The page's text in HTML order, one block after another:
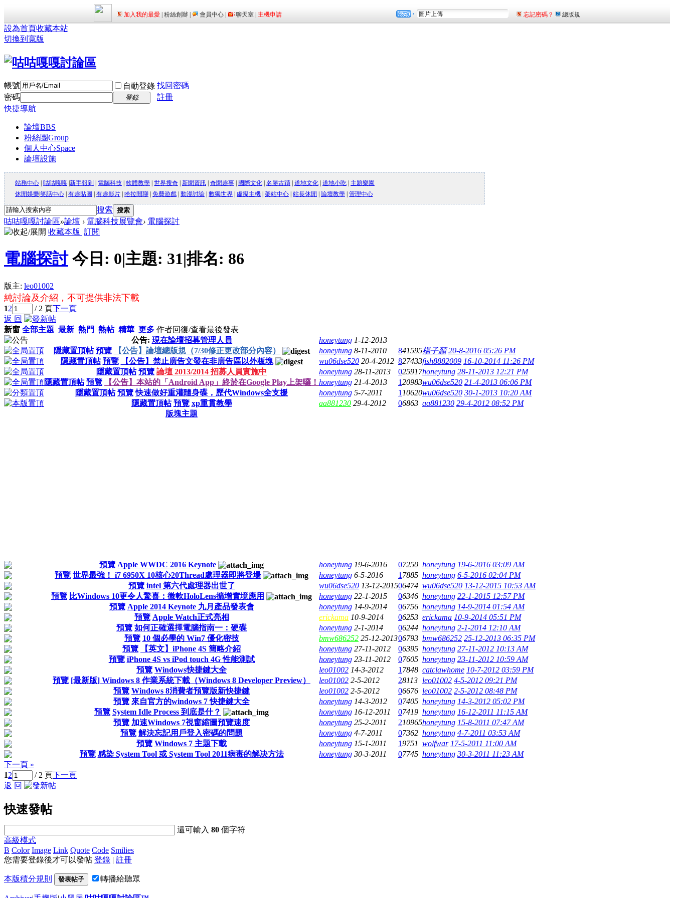
設為首頁收藏本站
切換到寬版
帳號 自動登錄 找回密碼
密碼
登錄
註冊
快捷導航
論壇BBS
粉絲團Group
個人中心Space
論壇設施
站務中心 | 咕咕嘎嘎 |新手報到 | 電腦科技 | 軟體教學 | 世界搜奇 | 新聞資訊 | 奇聞趣事 | 國際文化 | 名勝古蹟 | 道地文化 | 道地小吃 | 主題樂園
休閒娛樂|笑話中心 | 有趣貼圖 | 有趣影片 | 哈拉閒聊 | 免費遊戲 | 動漫討論 | 數獨世界 | 虛擬主機 | 架站中心 | 站長休閒 | 論壇教學 | 管理中心
搜索 搜索
咕咕嘎嘎討論區»論壇 › 電腦科技展覽會› 電腦探討
收藏本版 |訂閱
電腦探討 今日: 0|主題: 31|排名: 86
版主: leo01002
純討論及介紹，不可提供非法下載
12 / 2 頁下一頁
返 回
新窗 全部主題 最新 熱門 熱帖 精華 更多 作者回復/查看最後發表
公告: 現在論壇招募管理人員 honeytung 1-12-2013
隱藏置頂帖 預覽 【公告】論壇總版規（7/30修正更改部分內容） honeytung 8-11-2010 841595楊子顏 20-8-2016 05:26 PM
隱藏置頂帖 預覽 【公告】禁止廣告文發在非廣告區以外板塊 wu06dse520 20-4-2012 827433fish8882009 16-10-2014 11:26 PM
隱藏置頂帖 預覽 論壇 2013/2014 招募人員實施中 honeytung 28-11-2013 025917honeytung 28-11-2013 12:21 PM
隱藏置頂帖 預覽 【公告】本站的「Android App」終於在Google Play上架囉！ honeytung 21-4-2013 120983wu06dse520 21-4-2013 06:06 PM
隱藏置頂帖 預覽 快速做好重灌隨身碟，歷代Windows全支援 honeytung 5-7-2011 1 10620wu06dse520 30-1-2013 10:20 AM
隱藏置頂帖 預覽 xp重貫教學 aa881230 29-4-2012 06863 aa881230 29-4-2012 08:52 PM
版塊主題
預覽 Apple WWDC 2016 Keynote honeytung 19-6-2016 07250 honeytung 19-6-2016 03:09 AM
預覽 世界最強！ i7 6950X 10核心20Thread處理器即將登場 honeytung 6-5-2016 1 7885 honeytung 6-5-2016 02:04 PM
預覽 intel 第六代處理器出世了 wu06dse520 13-12-201506474 wu06dse520 13-12-2015 10:53 AM
預覽 比Windows 10更令人驚喜：微軟HoloLens擴增實境應用 honeytung 22-1-2015 06346 honeytung 22-1-2015 12:57 PM
預覽 Apple 2014 Keynote 九月產品發表會 honeytung 14-9-2014 06756 honeytung 14-9-2014 01:54 AM
預覽 Apple Watch正式亮相 erickama 10-9-2014 06253 erickama 10-9-2014 05:51 PM
預覽 如何正確選擇電腦指南一：硬碟 honeytung 2-1-2014 06244 honeytung 2-1-2014 12:10 AM
預覽 10 個必學的 Win7 優化密技 bmw686252 25-12-201306793 bmw686252 25-12-2013 06:35 PM
預覽
【英文】iPhone 4S 簡略介紹 honeytung 27-11-2012 06395 honeytung 27-11-2012 10:13 AM
預覽 iPhone 4S vs iPod touch 4G 性能測試 honeytung 23-11-2012 07605 honeytung 23-11-2012 10:59 AM
預覽 Windows快捷鍵大全 leo01002 14-3-2012 1 7848 catclawhome 10-7-2012 03:59 PM
預覽 [最新版] Windows 8 作業系統下載（Windows 8 Developer Preview） leo01002 2-5-2012 28113 leo01002 4-5-2012 09:21 PM
預覽 Windows 8消費者預覽版新快捷鍵 leo01002 2-5-2012 06676 leo01002 2-5-2012 08:48 PM
預覽 來自官方的windows 7 快捷鍵大全 honeytung 14-3-2012 07405 honeytung 14-3-2012 05:02 PM
預覽 System Idle Process 到底是什？ honeytung 16-12-2011 07419 honeytung 16-12-2011 11:15 AM
預覽 加速Windows 7視窗縮圖預覽速度 honeytung 25-2-2011 210965honeytung 15-8-2011 07:47 AM
預覽 解決忘記用戶登入密碼的問題 honeytung 4-7-2011 07362 honeytung 4-7-2011 03:53 AM
預覽 Windows 7 主題下載 honeytung 15-1-2011 19751 wolfwar 17-5-2011 11:00 AM
預覽 感染 System Tool 或 System Tool 2011病毒的解决方法 honeytung 30-3-2011 07745 honeytung 30-3-2011 11:23 AM
下一頁 »
12 / 2 頁下一頁
返 回
快速發帖
還可輸入80 個字符
高級模式
B Color Image Link Quote Code Smilies
您需要登錄後才可以發帖 登錄 | 註冊
本版積分規則 發表帖子 轉播給聽眾